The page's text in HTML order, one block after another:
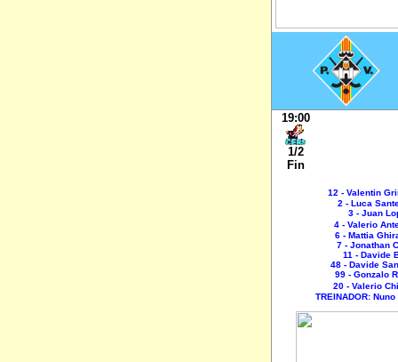
19:00
1/2
Fin
12 - Valentin
2 - Luca
3 - Juan
4 - Valerio
6 - Mattia
7 - Jonathan
11 - Davide
48 - Davide
99 - Gonzalo
20 - Valerio
TREINADOR: